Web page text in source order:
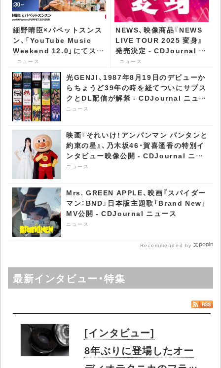
細野晴臣×パペットスンス
ン、「YouTube Music
Weekend 12.0」にてスペ
シャルトークが実現 -
CDJournal ニュース
ニュース
NEWS、映像商品『NEWS
LIVE TOUR 2025 変身』
発売決定 - CDJournal ニ
ュース
ニュース
光GENJI、1987年8月19日のデビューか
らちょうど39年の時を経てついにサブス
クとDL配信が解禁 - CDJournal ニュー
ス
ニュース
映画『それいけ！アンパンマン パンタンと
約束の星』、乃木坂46・賀喜遥香の特別イ
ンタビュー映像公開 - CDJournal ニュ
ース
ニュース
Mrs. GREEN APPLE、映画『スパイダー
マン：BND』日本版主題歌「Brand New」
MV公開 - CDJournal ニュース
ニュース
Recommended by
最新インタビュー・特集
[インタビュー]
8年ぶりに登場したオー